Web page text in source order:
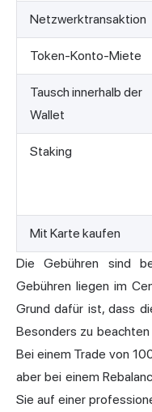
Netzwerktransaktion
Token-Konto-Miete
Tausch innerhalb der
Wallet
Staking
Mit Karte kaufen
Die Gebühren sind
Gebühren liegen im
Grund dafür ist, dass
Besonders zu
Bei einem Trade von
aber bei einem
Sie auf einer